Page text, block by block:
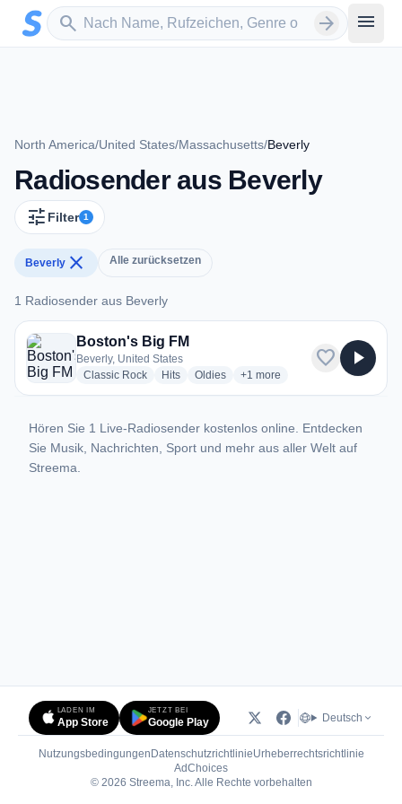
Zum Hauptinhalt springen
search
Sender suchen arrow_forward menu
North America/United States/Massachusetts/Beverly
Radiosender aus Beverly
tune Filter 1
Beverly close Alle zurücksetzen
1 Radiosender aus Beverly
1 Radiosender aus Beverly
Boston's Big FM
Beverly, United States
Classic Rockradio stations
Hitsradio stations
Oldiesradio stations
+1 more genres for Boston's Big
more
favorite play_arrow
Hören Sie 1 Live-Radiosender kostenlos online. Entdecken
Sie Musik, Nachrichten, Sport und mehr aus aller Welt auf
Streema.
LADEN IM
App Store
JETZT BEI
Google Play Deutsch
Nutzungsbedingungen DatenschutzrichtlinieUrheberrechtsrichtlinie
AdChoices(öffnet in neuem Tab)
© 2026 Streema, Inc. Alle Rechte vorbehalten